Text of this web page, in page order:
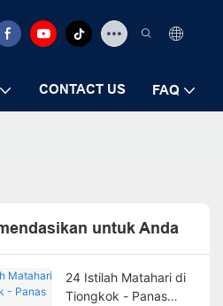
CONTACT US FAQ
untuk Anda
24 Istilah Matahari di
Tiongkok - Panas